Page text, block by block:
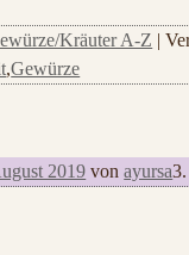
Kräuter A-Z |
,Gewürze
2019 vonayursa